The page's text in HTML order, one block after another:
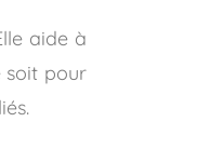
aide à
soit pour